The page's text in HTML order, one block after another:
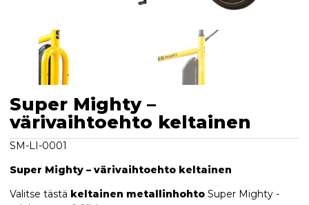
Super Mighty –
värivaihtoehto keltainen
SM-LI-0001
Super Mighty – värivaihtoehto keltainen
Valitse tästä keltainen metallinhohtoSuper Mighty -